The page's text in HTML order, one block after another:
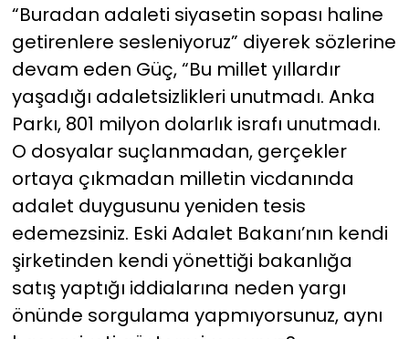
“Buradan adaleti siyasetin sopası haline
getirenlere sesleniyoruz” diyerek sözlerine
devam eden Güç, “Bu millet yıllardır
yaşadığı adaletsizlikleri unutmadı. Anka
Parkı, 801 milyon dolarlık israfı unutmadı.
O dosyalar suçlanmadan, gerçekler
ortaya çıkmadan milletin vicdanında
adalet duygusunu yeniden tesis
edemezsiniz. Eski Adalet Bakanı’nın kendi
şirketinden kendi yönettiği bakanlığa
satış yaptığı iddialarına neden yargı
önünde sorgulama yapmıyorsunuz, aynı